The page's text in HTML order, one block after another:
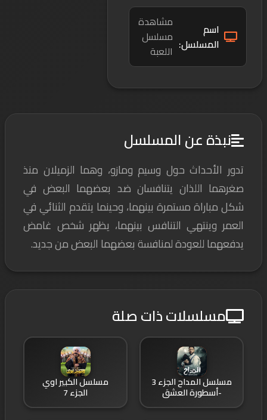
اسم
المسلسل:
مشاهدة
مسلسل
اللعبة
نبذة عن المسلسل
تدور الأحداث حول وسيم ومازو، وهما الزميلان منذ
صغرهما اللذان يتنافسان ضد بعضهما البعض في
شكل مباراة مستمرة بينهما، وحينما يتقدم الثنائي في
العمر وينتهي التنافس بينهما، يظهر شخص غامض
يدفعهما للعودة لمنافسة بعضهما البعض من جديد.
مسلسلات ذات صلة
مسلسل المداح الجزء 3
-أسطورة العشق
مسلسل الكبير اوي
الجزء 7